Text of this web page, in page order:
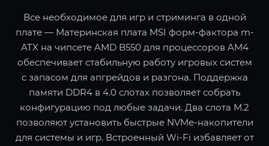
Все необходимое для игр и стриминга в одной
плате — Материнская плата MSI форм-фактора m-
ATX на чипсете AMD B550 для процессоров AM4
обеспечивает стабильную работу игровых систем
с запасом для апгрейдов и разгона. Поддержка
памяти DDR4 в 4.0 слотах позволяет собрать
конфигурацию под любые задачи. Два слота M.2
позволяют установить быстрые NVMe-накопители
для системы и игр. Встроенный Wi-Fi избавляет от